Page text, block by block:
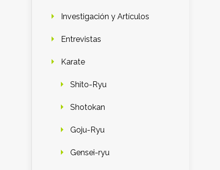
Investigación y Artículos
Entrevistas
Karate
Shito-Ryu
Shotokan
Goju-Ryu
Gensei-ryu